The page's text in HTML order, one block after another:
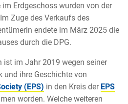
im Erdgeschoss wurden von der
Zuge des Verkaufs des
endete im März 2025 die
durch die DPG.
ist im Jahr 2019 wegen seiner
und ihre Geschichte von
(EPS) in den Kreis der EPS
worden. Welche weiteren